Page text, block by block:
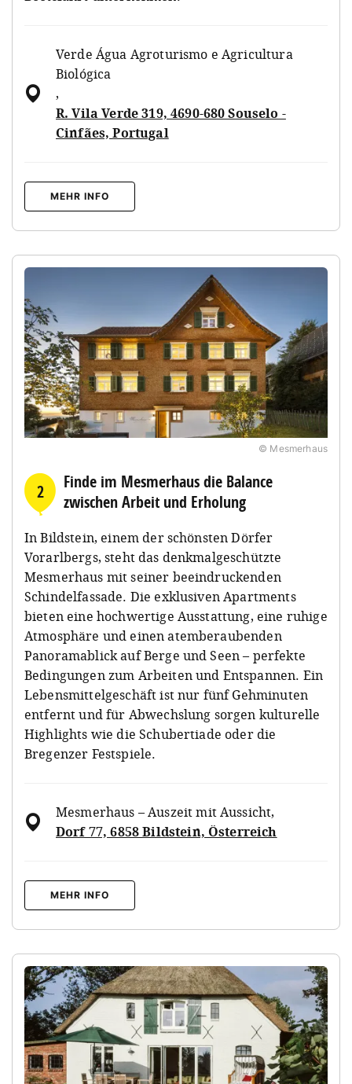
Verde Água Agroturismo e Agricultura
Biológica
,
R. Vila Verde 319, 4690-680 Souselo -
Cinfães, Portugal
MEHR INFO
© Mesmerhaus
2
Finde im Mesmerhaus die Balance
zwischen Arbeit und Erholung
In Bildstein, einem der schönsten Dörfer
Vorarlbergs, steht das denkmalgeschützte
Mesmerhaus mit seiner beeindruckenden
Schindelfassade. Die exklusiven Apartments
bieten eine hochwertige Ausstattung, eine ruhige
Atmosphäre und einen atemberaubenden
Panoramablick auf Berge und Seen – perfekte
Bedingungen zum Arbeiten und Entspannen. Ein
Lebensmittelgeschäft ist nur fünf Gehminuten
entfernt und für Abwechslung sorgen kulturelle
Highlights wie die Schubertiade oder die
Bregenzer Festspiele.
Mesmerhaus – Auszeit mit Aussicht,
Dorf 77, 6858 Bildstein, Österreich
MEHR INFO